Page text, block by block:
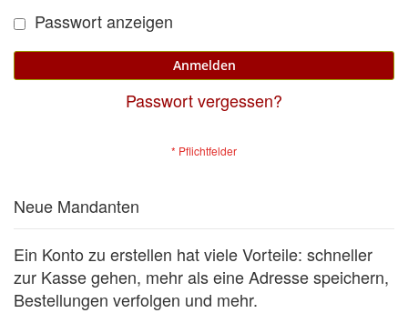
Passwort anzeigen
Anmelden
Passwort vergessen?
Neue Mandanten
Ein Konto zu erstellen hat viele Vorteile: schneller
zur Kasse gehen, mehr als eine Adresse speichern,
Bestellungen verfolgen und mehr.